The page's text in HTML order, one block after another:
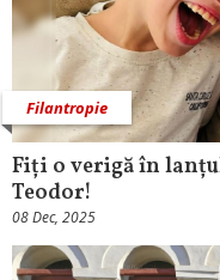
Filantropie
Fiți o verigă în
Teodor!
08 Dec, 2025